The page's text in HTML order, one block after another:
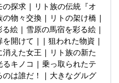
探求 | リト族の伝統『オ
物々交換 | リトの架け橋 |
絵 | 雪原の馬宿を彩る絵 |
開けて | | 狙われた物資 |
えた女王 | リト族の新た
キノコ | 乗っ取られたテ
は誰だ！ | 大きなグルグ